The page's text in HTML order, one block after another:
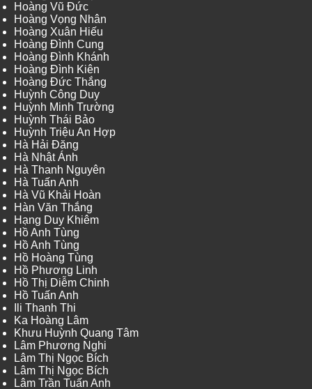
Hoàng Vũ Đức
Hoàng Vọng Nhân
Hoàng Xuân Hiếu
Hoàng Đình Cung
Hoàng Đình Khánh
Hoàng Đình Kiên
Hoàng Đức Thắng
Huỳnh Công Duy
Huỳnh Minh Trường
Huỳnh Thái Bảo
Huỳnh Triệu An Hợp
Hà Hải Đăng
Hà Nhật Ánh
Hà Thanh Nguyên
Hà Tuấn Anh
Hà Vũ Khải Hoàn
Hàn Văn Thắng
Hạng Duy Khiêm
Hồ Anh Tùng
Hồ Anh Tùng
Hồ Hoàng Tùng
Hồ Phương Linh
Hồ Thị Diễm Chinh
Hồ Tuấn Anh
Ili Thanh Thi
Ka Hoàng Lâm
Khưu Huỳnh Quang Tâm
Lâm Phương Nghi
Lâm Thị Ngọc Bích
Lâm Thị Ngọc Bích
Lâm Trần Tuấn Anh